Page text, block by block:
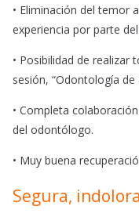
• Eliminación del temor
experiencia por parte
• Posibilidad de
sesión, “Odontología
• Completa
del odontólogo.
• Muy buena
Segura,